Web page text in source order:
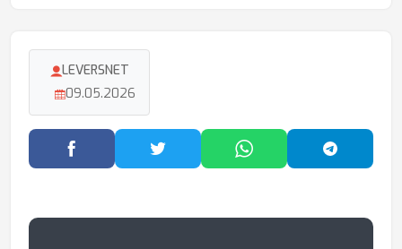
LEVERSNET
09.05.2026
Facebook'ta PaylaşTwitter'da PaylaşWhatsApp'ta Paylaş